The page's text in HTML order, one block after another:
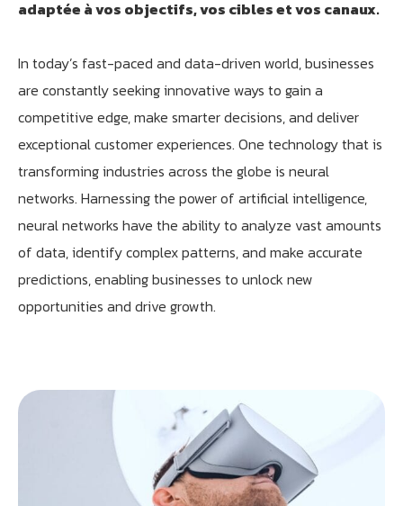
adaptée à vos objectifs, vos cibles et vos canaux.
In today’s fast-paced and data-driven world, businesses
are constantly seeking innovative ways to gain a
competitive edge, make smarter decisions, and deliver
exceptional customer experiences. One technology that is
transforming industries across the globe is neural
networks. Harnessing the power of artificial intelligence,
neural networks have the ability to analyze vast amounts
of data, identify complex patterns, and make accurate
predictions, enabling businesses to unlock new
opportunities and drive growth.
Athobot Assistant IA